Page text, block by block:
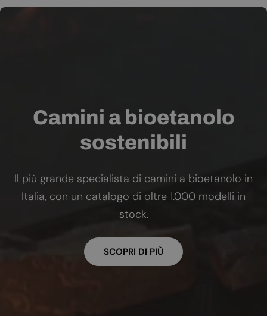
Camini a bioetanolo
sostenibili
Il più grande specialista di camini a bioetanolo in
Italia, con un catalogo di oltre 1.000 modelli in
stock.
SCOPRI DI PIÙ